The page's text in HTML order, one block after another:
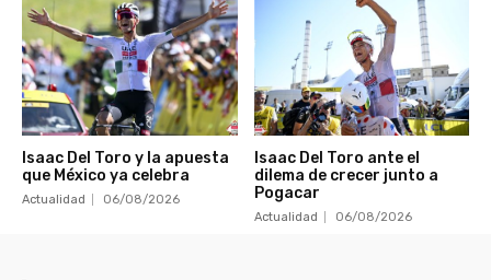
Isaac Del Toro y la apuesta
que México ya celebra
Actualidad 06/08/2026
Isaac Del Toro ante el
dilema de crecer junto a
Pogacar
Actualidad 06/08/2026